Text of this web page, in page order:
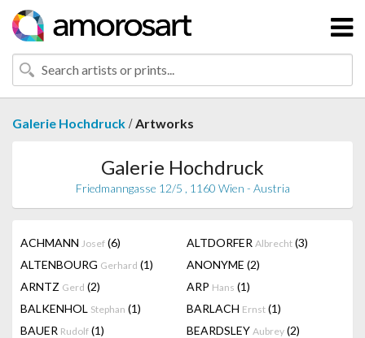
Galerie Hochdruck /Artworks
Galerie Hochdruck
Friedmanngasse 12/5 , 1160 Wien - Austria
ACHMANN Josef (6) ALTDORFER Albrecht (3)
ALTENBOURG Gerhard (1) ANONYME (2)
ARNTZ Gerd (2) ARP Hans (1)
BALKENHOL Stephan (1) BARLACH Ernst (1)
BAUER Rudolf (1) BEARDSLEY Aubrey (2)